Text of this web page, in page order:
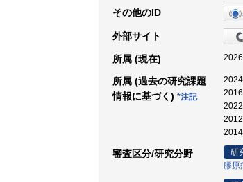
その他のID
外部サイト
所属 (現在)
所属 (過去の研究課題
情報に基づく) *注記
審査区分/研究分野
研
膠